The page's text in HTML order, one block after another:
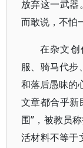
放弃这一武器
而敢说，不怕
在杂文
服、骑马代步
和落后愚昧的
文章都合乎新
围”，被教员
活材料不等于